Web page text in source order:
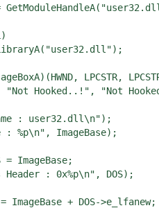
LPCSTR,
"Not Hooked..!", "Not
: user32.dll\n");
: %p\n", ImageBase);
= ImageBase;
Header : 0x%p\n", DOS);
ImageBase + DOS->e_lfanew;